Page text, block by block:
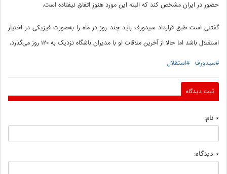
حضور در ایران مشخص کند که البته این مورد هنوز اتفاق نیفتاده است.
گفتنی است طبق قرارداد سیدورف باید چند روز در ماه را به‌صورت فیزیکی در اختیار
استقلال باشد اما حالا از آخرین ملاقات او با مدیران باشگاه نزدیک به ۱۲۰ روز می‌گذرد.
#سیدورف #استقلال
ثبت دیدگاه
* نام:
* دیدگاه: